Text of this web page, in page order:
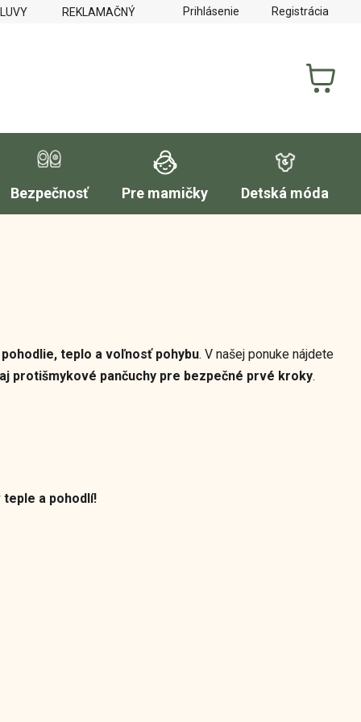
REKLAMAČNÝ PORIADOK FORMULÁR NA
Prihlásenie Registrácia
KOŠÍK
Bezpečnosť Pre mamičky Detská móda
pohodlie, teplo a voľnosť pohybu. V našej ponuke nájdete
protišmykové pančuchy pre bezpečné prvé kroky.
a pohodlí!